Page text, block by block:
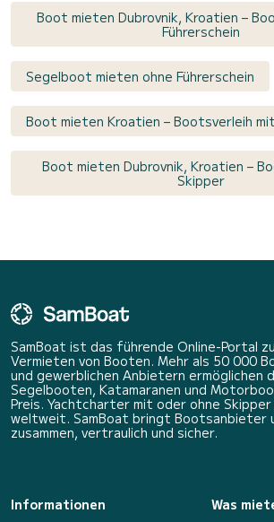
Boot mieten Dubrovnik, Kroatien –
Führerschein
Segelboot mieten ohne Führerschein
Boot mieten Kroatien – Bootsverleih
Boot mieten Dubrovnik, Kroatien –
Skipper
SamBoat ist das führende Online-Portal
Vermieten von Booten. Mehr als 50 000
und gewerblichen Anbietern ermöglichen
Segelbooten, Katamaranen und
Preis. Yachtcharter mit oder ohne
weltweit. SamBoat bringt Bootsanbieter
zusammen, vertraulich und sicher.
Informationen
Was